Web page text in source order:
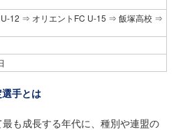
U-12 ⇒ オリエントFC U-15 ⇒ 飯塚高校 ⇒
手とは
も成長する年代に、種別や連盟の